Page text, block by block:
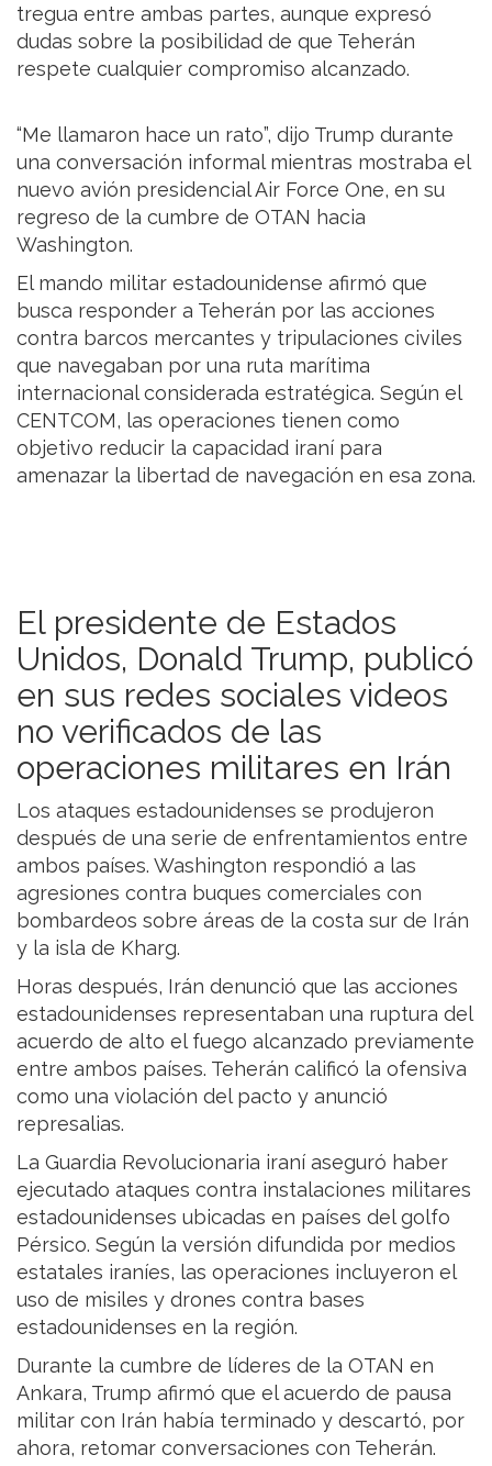
tregua entre ambas partes, aunque expresó
dudas sobre la posibilidad de que Teherán
respete cualquier compromiso alcanzado.
“Me llamaron hace un rato”, dijo Trump durante
una conversación informal mientras mostraba el
nuevo avión presidencial Air Force One, en su
regreso de la cumbre de OTAN hacia
Washington.
El mando militar estadounidense afirmó que
busca responder a Teherán por las acciones
contra barcos mercantes y tripulaciones civiles
que navegaban por una ruta marítima
internacional considerada estratégica. Según el
CENTCOM, las operaciones tienen como
objetivo reducir la capacidad iraní para
amenazar la libertad de navegación en esa zona.
El presidente de Estados
Unidos, Donald Trump, publicó
en sus redes sociales videos
no verificados de las
operaciones militares en Irán
Los ataques estadounidenses se produjeron
después de una serie de enfrentamientos entre
ambos países. Washington respondió a las
agresiones contra buques comerciales con
bombardeos sobre áreas de la costa sur de Irán
y la isla de Kharg.
Horas después, Irán denunció que las acciones
estadounidenses representaban una ruptura del
acuerdo de alto el fuego alcanzado previamente
entre ambos países. Teherán calificó la ofensiva
como una violación del pacto y anunció
represalias.
La Guardia Revolucionaria iraní aseguró haber
ejecutado ataques contra instalaciones militares
estadounidenses ubicadas en países del golfo
Pérsico. Según la versión difundida por medios
estatales iraníes, las operaciones incluyeron el
uso de misiles y drones contra bases
estadounidenses en la región.
Durante la cumbre de líderes de la OTAN en
Ankara, Trump afirmó que el acuerdo de pausa
militar con Irán había terminado y descartó, por
ahora, retomar conversaciones con Teherán.